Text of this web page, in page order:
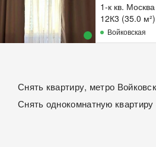
1-к кв.
12К3 (35.0 м²)
Войковская
Снять квартиру, метро
Снять однокомнатную квартиру